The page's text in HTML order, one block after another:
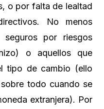
o por falta de lealtad
No menos
por riesgos
o aquellos que
tipo de cambio (ello
todo cuando se
extranjera). Por